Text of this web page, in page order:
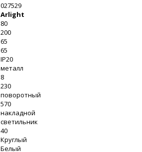
027529
Arlight
80
200
65
65
IP20
металл
8
230
поворотный
570
накладной
светильник
40
Круглый
Белый